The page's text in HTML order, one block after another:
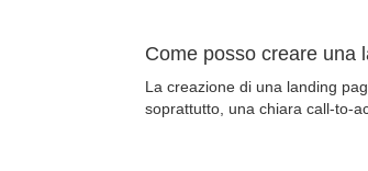
Come posso creare una
La creazione di una landing
soprattutto, una chiara call-to-